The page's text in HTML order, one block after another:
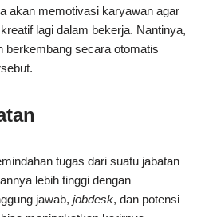
akan memotivasi karyawan agar
lagi dalam bekerja. Nantinya,
berkembang secara otomatis
tugas dari suatu jabatan
lebih tinggi dengan
jawab, jobdesk, dan potensi